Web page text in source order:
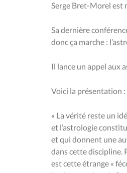
Serge Bret-Morel est
Sa dernière
donc ça marche :
Il lance un appel aux
Voici la présentation :
« La vérité reste un
et l’astrologie
et qui donnent une
dans cette discipline.
est cette étrange «